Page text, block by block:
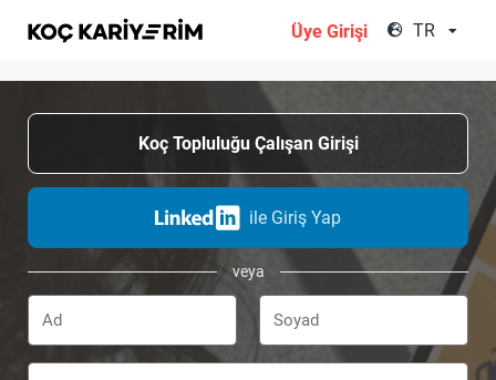
Üye Girişi TR
Koç Topluluğu Çalışan Girişi
ile Giriş Yap
veya